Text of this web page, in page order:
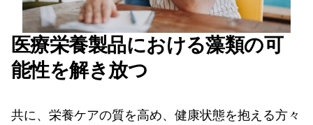
医療栄養製品における藻類の可
能性を解き放つ
共に、栄養ケアの質を高め、健康状態を抱える方々